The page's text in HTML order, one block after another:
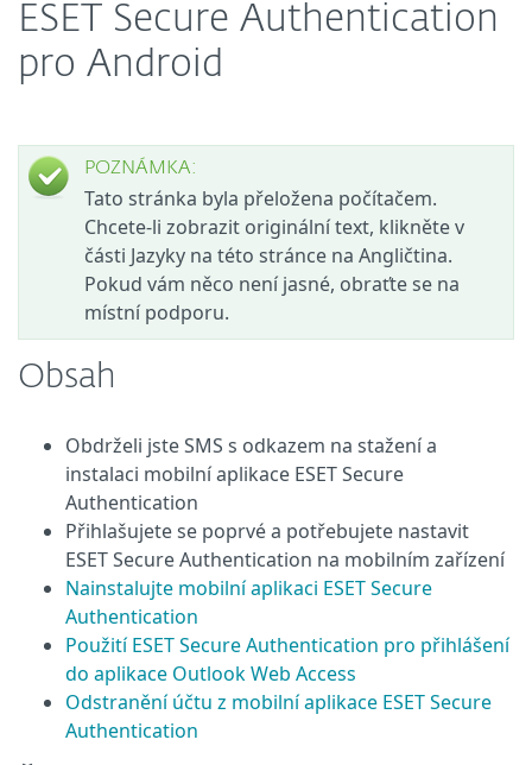
ESET Secure Authentication
pro Android
POZNÁMKA:
Tato stránka byla přeložena počítačem.
Chcete-li zobrazit originální text, klikněte v
části Jazyky na této stránce na Angličtina.
Pokud vám něco není jasné, obraťte se na
místní podporu.
Obsah
Obdrželi jste SMS s odkazem na stažení a
instalaci mobilní aplikace ESET Secure
Authentication
Přihlašujete se poprvé a potřebujete nastavit
ESET Secure Authentication na mobilním zařízení
Nainstalujte mobilní aplikaci ESET Secure
Authentication
Použití ESET Secure Authentication pro přihlášení
do aplikace Outlook Web Access
Odstranění účtu z mobilní aplikace ESET Secure
Authentication